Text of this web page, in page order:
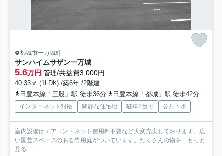
都城市一万城町
サンハイムサザン一万城
5.6万円 管理/共益費3,000円
40.33㎡ (1LDK) /築6年 /2階建
日豊本線「三股」駅 徒歩36分
日豊本線「都城」駅 徒歩42分
インターネット対応 閑静な住宅地 駐車2台可 公共下水
室内設備はエアコン・ネット使用料不要など大変充実しております。広
い園芸スペースのある専用庭がついています。たくさんの物を... もっと
見る